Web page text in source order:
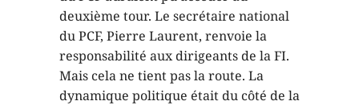
deuxième tour. Le secrétaire national
du PCF, Pierre Laurent, renvoie la
responsabilité aux dirigeants de la FI.
Mais cela ne tient pas la route. La
dynamique politique était du côté de la